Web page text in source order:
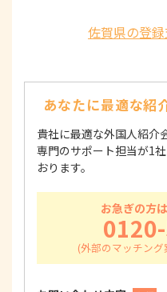
佐賀県の登
あなたに最適な紹
貴社に最適な外国人紹介
専門のサポート担当が1
おります。
お急ぎの方